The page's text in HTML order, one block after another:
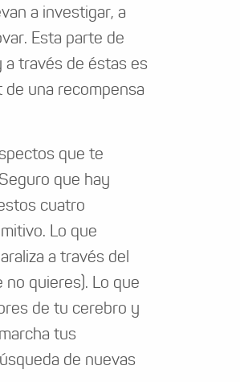
a investigar, a
Esta parte de
través de éstas es
de una recompensa
que te
que hay
cuatro
Lo que
a través del
quieres). Lo que
de tu cerebro y
tus
de nuevas